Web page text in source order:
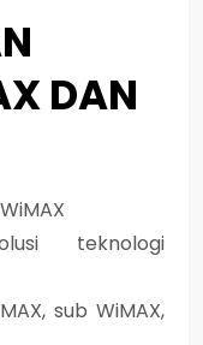
DAN
teknologi
sub WiMAX,